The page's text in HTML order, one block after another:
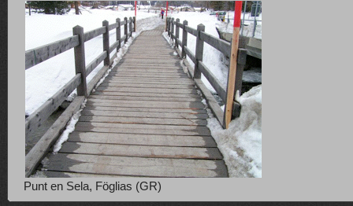
Punt en Sela, Föglias (GR)